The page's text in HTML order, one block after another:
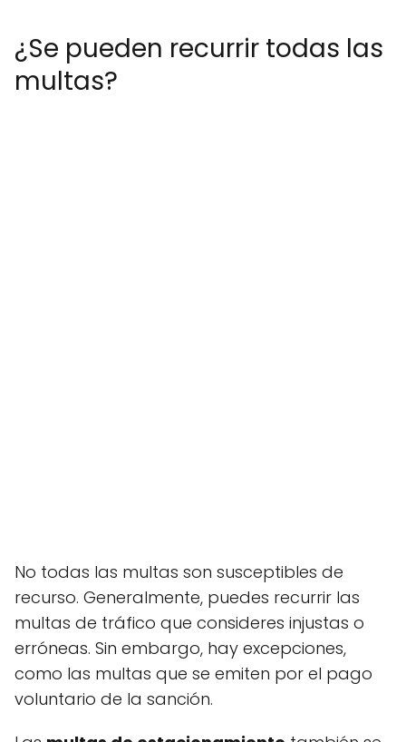
¿Se pueden recurrir todas las
multas?
No todas las multas son susceptibles de
recurso. Generalmente, puedes recurrir las
multas de tráfico que consideres injustas o
erróneas. Sin embargo, hay excepciones,
como las multas que se emiten por el pago
voluntario de la sanción.